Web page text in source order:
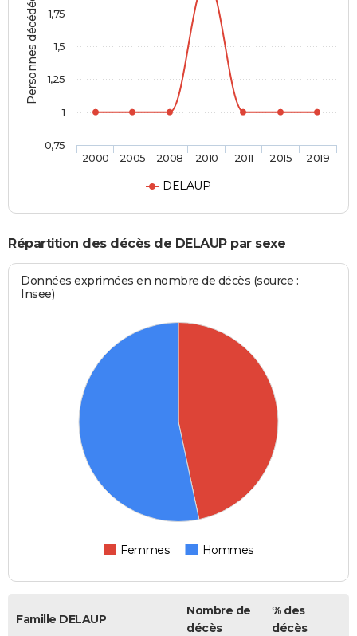
Personnes décédées
DELAUP
2000 2005 2008 2010 2011 2015 2019
0,75
1
1,25
1,5
1,75
Répartition des décès de DELAUP par sexe
Données exprimées en nombre de décès (source :
Insee)
Femmes Hommes
Famille DELAUP
Nombre de
décès
% des
décès